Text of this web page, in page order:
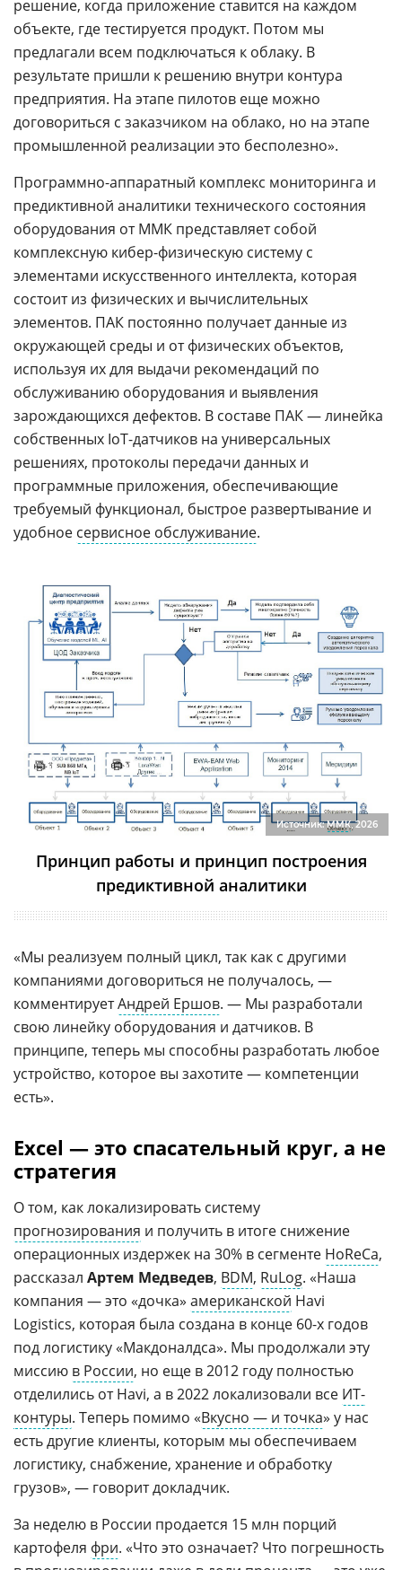
решение, когда приложение ставится на каждом
объекте, где тестируется продукт. Потом мы
предлагали всем подключаться к облаку. В
результате пришли к решению внутри контура
предприятия. На этапе пилотов еще можно
договориться с заказчиком на облако, но на этапе
промышленной реализации это бесполезно».
Программно-аппаратный комплекс мониторинга и
предиктивной аналитики технического состояния
оборудования от ММК представляет собой
комплексную кибер-физическую систему с
элементами искусственного интеллекта, которая
состоит из физических и вычислительных
элементов. ПАК постоянно получает данные из
окружающей среды и от физических объектов,
используя их для выдачи рекомендаций по
обслуживанию оборудования и выявления
зарождающихся дефектов. В составе ПАК — линейка
собственных IoT-датчиков на универсальных
решениях, протоколы передачи данных и
программные приложения, обеспечивающие
требуемый функционал, быстрое развертывание и
удобное сервисное обслуживание.
Источник:ММК, 2026
Принцип работы и принцип построения
предиктивной аналитики
«Мы реализуем полный цикл, так как с другими
компаниями договориться не получалось, —
комментируетАндрей Ершов. — Мы разработали
свою линейку оборудования и датчиков. В
принципе, теперь мы способны разработать любое
устройство, которое вы захотите — компетенции
есть».
Excel — это спасательный круг, а не
стратегия
О том, как локализировать систему
прогнозирования и получить в итоге снижение
операционных издержек на 30% в сегменте HoReCa,
рассказал Артем Медведев, BDM, RuLog. «Наша
компания — это «дочка» американской Havi
Logistics, которая была создана в конце 60-х годов
под логистику «Макдоналдса». Мы продолжали эту
миссию в России, но еще в 2012 году полностью
отделились от Havi, а в 2022 локализовали все ИТ-
контуры. Теперь помимо «Вкусно — и точка» у нас
есть другие клиенты, которым мы обеспечиваем
логистику, снабжение, хранение и обработку
грузов», — говорит докладчик.
За неделю в России продается 15 млн порций
картофеля фри. «Что это означает? Что погрешность